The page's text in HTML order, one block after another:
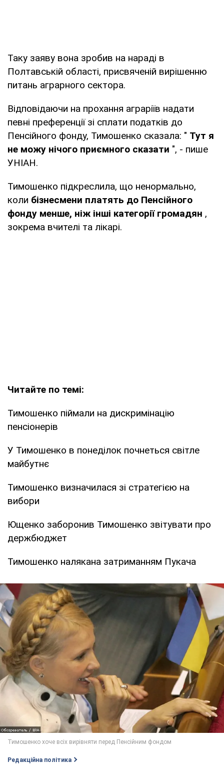
Таку заяву вона зробив на нараді в
Полтавській області, присвяченій вирішенню
питань аграрного сектора.
Відповідаючи на прохання аграріїв надати
певні преференції зі сплати податків до
Пенсійного фонду, Тимошенко сказала: " Тут я
не можу нічого приємного сказати ", - пише
УНІАН.
Тимошенко підкреслила, що ненормально,
коли бізнесмени платять до Пенсійного
фонду менше, ніж інші категорії громадян ,
зокрема вчителі та лікарі.
Читайте по темі:
Тимошенко піймали на дискримінацію
пенсіонерів
У Тимошенко в понеділок почнеться світле
майбутнє
Тимошенко визначилася зі стратегією на
вибори
Ющенко заборонив Тимошенко звітувати про
держбюджет
Тимошенко налякана затриманням Пукача
Редакційна політика